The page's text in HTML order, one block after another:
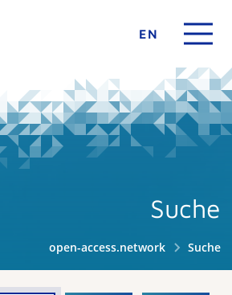
EN
Suche
open-access.network Suche